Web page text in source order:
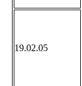
19.02.05